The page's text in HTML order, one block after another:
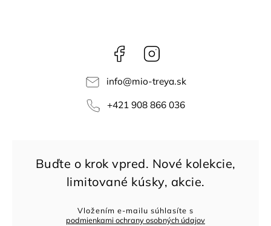
Facebook
info@mio-treya.sk
+421 908 866 036
Vložením e-mailu súhlasíte s
podmienkami ochrany osobných údajov